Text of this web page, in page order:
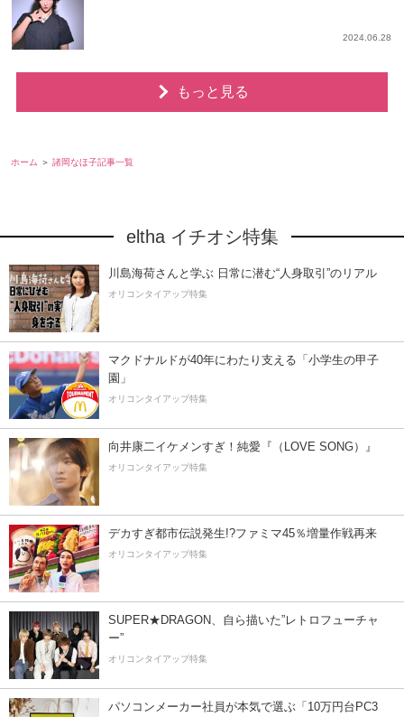
2024.06.28
もっと見る
ホーム 諸岡なほ子記事一覧
eltha イチオシ特集
川島海荷さんと学ぶ 日常に潜む“人身取引”のリアル
オリコンタイアップ特集
マクドナルドが40年にわたり支える「小学生の甲子
園」
オリコンタイアップ特集
向井康二イケメンすぎ！純愛『（LOVE SONG）』
オリコンタイアップ特集
デカすぎ都市伝説発生!?ファミマ45％増量作戦再来
オリコンタイアップ特集
SUPER★DRAGON、自ら描いた”レトロフューチャ
ー”
オリコンタイアップ特集
パソコンメーカー社員が本気で選ぶ「10万円台PC3